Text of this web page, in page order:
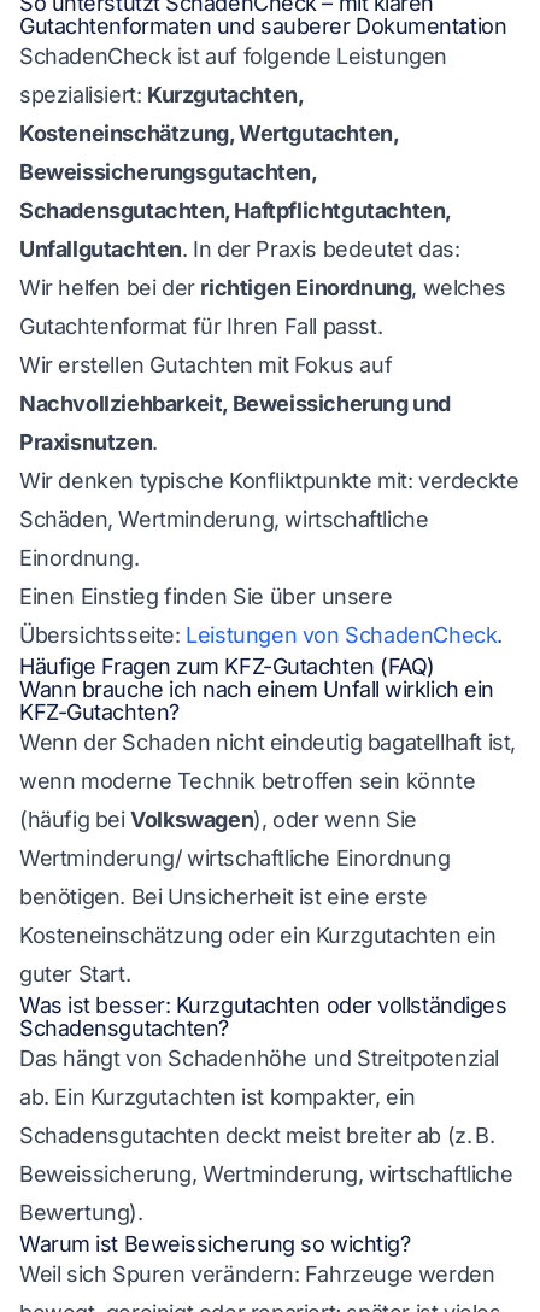
Gutachtenformaten und sauberer Dokumentation
SchadenCheck ist auf folgende Leistungen
spezialisiert: Kurzgutachten,
Kosteneinschätzung, Wertgutachten,
Beweissicherungsgutachten,
Schadensgutachten, Haftpflichtgutachten,
Unfallgutachten. In der Praxis bedeutet das:
Wir helfen bei der richtigen Einordnung, welches
Gutachtenformat für Ihren Fall passt.
Wir erstellen Gutachten mit Fokus auf
Nachvollziehbarkeit, Beweissicherung und
Praxisnutzen.
Wir denken typische Konfliktpunkte mit: verdeckte
Schäden, Wertminderung, wirtschaftliche
Einordnung.
Einen Einstieg finden Sie über unsere
Übersichtsseite: Leistungen von SchadenCheck.
Häufige Fragen zum KFZ-Gutachten (FAQ)
Wann brauche ich nach einem Unfall wirklich ein
KFZ-Gutachten?
Wenn der Schaden nicht eindeutig bagatellhaft ist,
wenn moderne Technik betroffen sein könnte
(häufig beiVolkswagen), oder wenn Sie
Wertminderung/ wirtschaftliche Einordnung
benötigen. Bei Unsicherheit ist eine erste
Kosteneinschätzung oder ein Kurzgutachten ein
guter Start.
Was ist besser: Kurzgutachten oder vollständiges
Schadensgutachten?
Das hängt von Schadenhöhe und Streitpotenzial
ab. Ein Kurzgutachten ist kompakter, ein
Schadensgutachten deckt meist breiter ab (z. B.
Beweissicherung, Wertminderung, wirtschaftliche
Bewertung).
Warum ist Beweissicherung so wichtig?
Weil sich Spuren verändern: Fahrzeuge werden